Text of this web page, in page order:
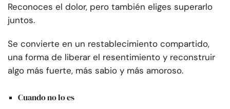
Reconoces el dolor, pero también eliges superarlo
juntos.
Se convierte en un restablecimiento compartido,
una forma de liberar el resentimiento y reconstruir
algo más fuerte, más sabio y más amoroso.
Cuando no lo es